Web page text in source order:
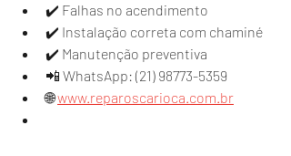
✔️ Falhas no acendimento
✔️ Instalação correta com chaminé
✔️ Manutenção preventiva
📲 WhatsApp: (21) 98773-5359
🌐 www.reparoscarioca.com.br